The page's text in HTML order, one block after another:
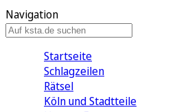
Navigation
Startseite
Schlagzeilen
Rätsel
Köln und Stadtteile